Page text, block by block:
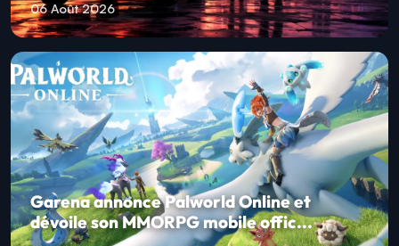
06 Août 2026
Garena annonce Palworld Online et
dévoile son MMORPG mobile offic...